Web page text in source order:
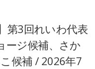
第3回れいわ代表
ジ候補、さか
候補 / 2026年7